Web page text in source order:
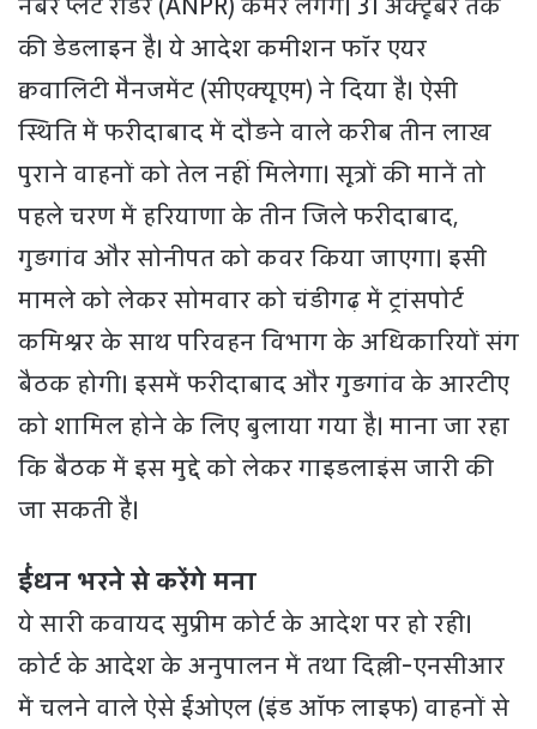
की डेडलाइन है। ये आदेश कमीशन फॉर एयर
क्ववालिटी मैनजमेंट (सीएक्यूएम) ने दिया है। ऐसी
स्थिति में फरीदाबाद में दौड़ने वाले करीब तीन लाख
पुराने वाहनों को तेल नहीं मिलेगा। सूत्रों की मानें तो
पहले चरण में हरियाणा के तीन जिले फरीदाबाद,
गुड़गांव और सोनीपत को कवर किया जाएगा। इसी
मामले को लेकर सोमवार को चंडीगढ़ में ट्रांसपोर्ट
कमिश्नर के साथ परिवहन विभाग के अधिकारियों संग
बैठक होगी। इसमें फरीदाबाद और गुड़गांव के आरटीए
को शामिल होने के लिए बुलाया गया है। माना जा रहा
कि बैठक में इस मुद्दे को लेकर गाइडलाइंस जारी की
जा सकती है।
ईंधन भरने से करेंगे मना
ये सारी कवायद सुप्रीम कोर्ट के आदेश पर हो रही।
कोर्ट के आदेश के अनुपालन में तथा दिल्ली-एनसीआर
में चलने वाले ऐसे ईओएल (इंड ऑफ लाइफ) वाहनों से